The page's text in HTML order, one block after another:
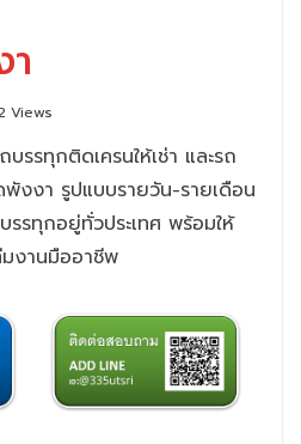
Views
รรทุกติดเครนให้เช่า และรถ
งงา รูปแบบรายวัน-รายเดือน
รรทุกอยู่ทั่วประเทศ พร้อมให้
งานมืออาชีพ